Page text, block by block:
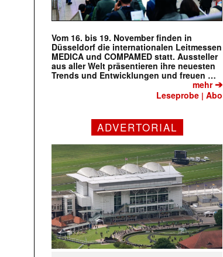
Vom 16. bis 19. November finden in
Düsseldorf die internationalen Leitmessen
MEDICA und COMPAMED statt. Aussteller
aus aller Welt präsentieren ihre neuesten
Trends und Entwicklungen und freuen …
mehr➔
Leseprobe |Abo
ADVERTORIAL